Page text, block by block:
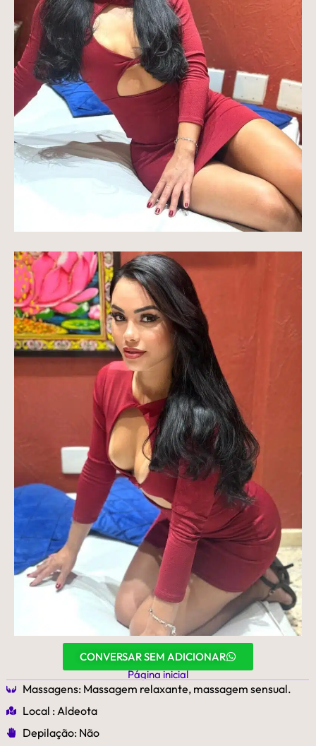
CONVERSAR SEM ADICIONAR
Página inicial
Massagens: Massagem relaxante, massagem sensual.
Local : Aldeota
Depilação: Não